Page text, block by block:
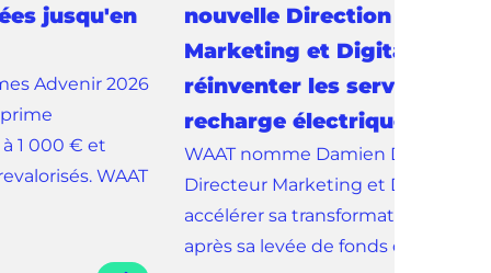
jusqu'en
Advenir 2026
1 000 € et
WAAT
nouvelle Direction
Marketing et Digital pour
réinventer les services de
recharge électrique
WAAT nomme Damien
Directeur Marketing et Digital
accélérer sa transformation digitale
après sa levée de fonds de 100 M€.